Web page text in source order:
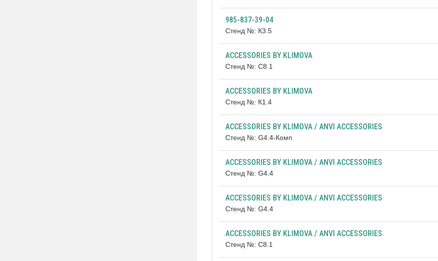
985-837-39-04
Стенд №: К3.5
ACCESSORIES BY KLIMOVA
Стенд №: C8.1
ACCESSORIES BY KLIMOVA
Стенд №: К1.4
ACCESSORIES BY KLIMOVA / ANVI ACCESSORIES
Стенд №: G4.4-Комп
ACCESSORIES BY KLIMOVA / ANVI ACCESSORIES
Стенд №: G4.4
ACCESSORIES BY KLIMOVA / ANVI ACCESSORIES
Стенд №: G4.4
ACCESSORIES BY KLIMOVA / ANVI ACCESSORIES
Стенд №: C8.1